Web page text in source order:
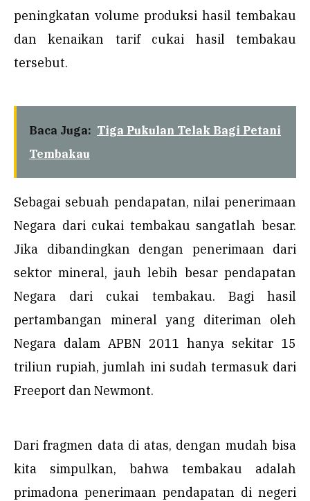
peningkatan volume produksi hasil tembakau
dan kenaikan tarif cukai hasil tembakau
tersebut.
Baca Juga: Tiga Pukulan Telak Bagi Petani
Tembakau
Sebagai sebuah pendapatan, nilai penerimaan
Negara dari cukai tembakau sangatlah besar.
Jika dibandingkan dengan penerimaan dari
sektor mineral, jauh lebih besar pendapatan
Negara dari cukai tembakau. Bagi hasil
pertambangan mineral yang diteriman oleh
Negara dalam APBN 2011 hanya sekitar 15
triliun rupiah, jumlah ini sudah termasuk dari
Freeport dan Newmont.
Dari fragmen data di atas, dengan mudah bisa
kita simpulkan, bahwa tembakau adalah
primadona penerimaan pendapatan di negeri